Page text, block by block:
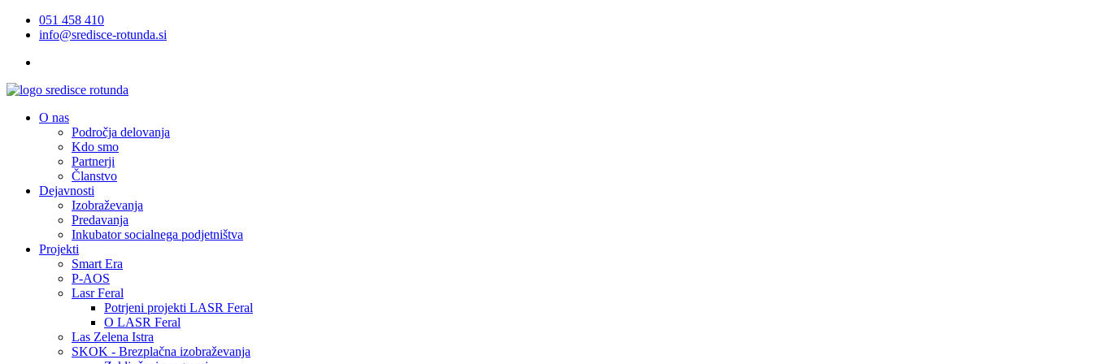
051 458 410
info@sredisce-rotunda.si
O nas
Področja delovanja
Kdo smo
Partnerji
Članstvo
Dejavnosti
Izobraževanja
Predavanja
Inkubator socialnega podjetništva
Projekti
Smart Era
P-AOS
Lasr Feral
Potrjeni projekti LASR Feral
O LASR Feral
Las Zelena Istra
SKOK - Brezplačna izobraževanja